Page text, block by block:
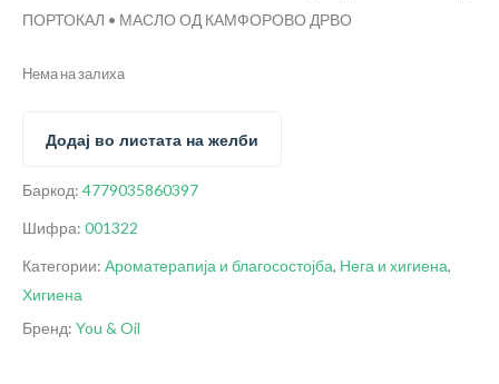
ПОРТОКАЛ • МАСЛО ОД КАМФОРОВО ДРВО
Нема на залиха
Додај во листата на желби
Баркод: 4779035860397
Шифра: 001322
Категории: Ароматерапија и благосостојба, Нега и хигиена,
Хигиена
Бренд: You & Oil